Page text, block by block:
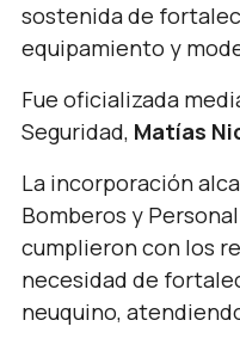
sostenida de
equipamiento y
Fue oficializada
Seguridad, Matías
La incorporación
Bomberos y
cumplieron con los
necesidad de
neuquino,